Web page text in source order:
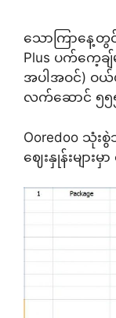
သောကြာနေ့တွ
Plus ပက်ကေ့ချ်
အပါအဝင်) ဝ
လက်ဆောင် ၅၅
Ooredoo သုံ
ဈေးနှုန်းများ